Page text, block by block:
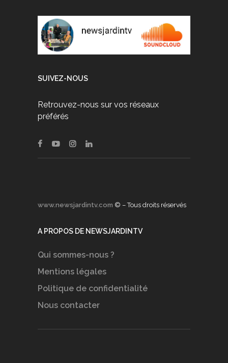
SUIVEZ-NOUS
Retrouvez-nous sur vos réseaux
préférés
www.newsjardintv.com © – Tous droits réservés
A PROPOS DE NEWSJARDINTV
Qui sommes-nous ?
Mentions légales
Politique de confidentialité
Nous contacter